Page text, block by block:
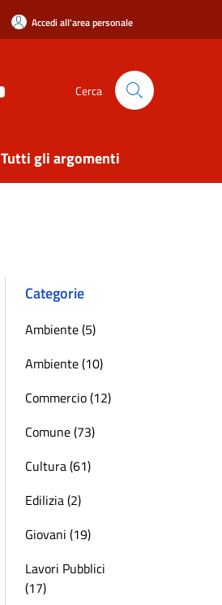
Accedi all'area personale
Cerca
Tutti gli argomenti
Categorie
Ambiente (5)
Ambiente (10)
Commercio (12)
Comune (73)
Cultura (61)
Edilizia (2)
Giovani (19)
Lavori Pubblici
(17)